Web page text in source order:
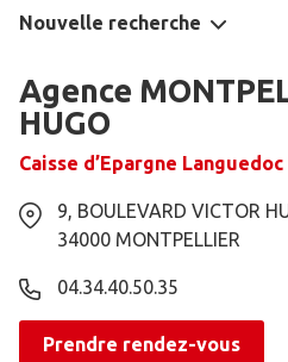
Nouvelle recherche
Agence
HUGO
Caisse d’Epargne
9, BOULEVARD VICTOR
34000 MONTPELLIER
04.34.40.50.35
Prendre rendez-vous